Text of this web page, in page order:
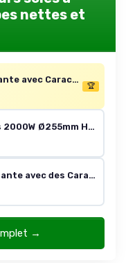
nettes et
Scie à Onglet Coulissante avec Caractéristiques PLUS - 0-45˚ Biseau, 50-50˚ Onglet - Coupe Multi-Matériaux - Le Bois, Le Plastique, Le Métal Lame Incluse 210mm - R210SMS+
🏆
Scie radiale à onglets 2000W Ø255mm HM254 - Laser - 2ème lame
Scie à Onglet Coulissante avec des Caractéristiques PLUS - 0-45˚ Biseau, 50-50˚ Onglet - Coupe Multi-Matériaux - Le Bois, Le Plastique, Le Métal Lame Incluse 255mm - R255SMS+
→